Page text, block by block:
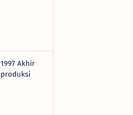
1997 Akhir
produksi